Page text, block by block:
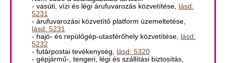
- vasúti, vízi és légi árufuvarozás közvetítése, lásd:
5231
- árufuvarozási közvetítő platform üzemeltetése,
lásd: 5231
- hajó- és repülőgép-utasférőhely közvetítése, lásd:
5232
- futárpostai tevékenység, lásd: 5320
- gépjármű-, tengeri, légi és szállítási biztosítás,